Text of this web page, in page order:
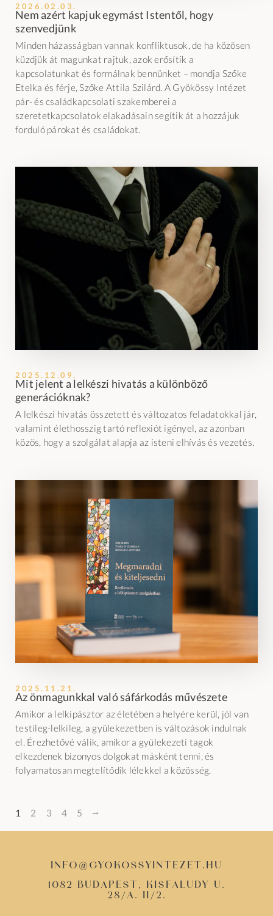
2026.02.03.
Nem azért kapjuk egymást Istentől, hogy
szenvedjünk
Minden házasságban vannak konfliktusok, de ha közösen
küzdjük át magunkat rajtuk, azok erősítik a
kapcsolatunkat és formálnak bennünket – mondja Szőke
Etelka és férje, Szőke Attila Szilárd. A Gyökössy Intézet
pár- és családkapcsolati szakemberei a
szeretetkapcsolatok elakadásain segítik át a hozzájuk
forduló párokat és családokat.
2025.12.09.
Mit jelent a lelkészi hivatás a különböző
generációknak?
A lelkészi hivatás összetett és változatos feladatokkal jár,
valamint élethosszig tartó reflexiót igényel, az azonban
közös, hogy a szolgálat alapja az isteni elhívás és vezetés.
2025.11.21.
Az önmagunkkal való sáfárkodás művészete
Amikor a lelkipásztor az életében a helyére kerül, jól van
testileg-lelkileg, a gyülekezetben is változások indulnak
el. Érezhetővé válik, amikor a gyülekezeti tagok
elkezdenek bizonyos dolgokat másként tenni, és
folyamatosan megtelítődik lélekkel a közösség.
1 2 3 4 5 ⭢
info@gyokossyintezet.hu
1082 Budapest, Kisfaludy u.
28/a. II/2.